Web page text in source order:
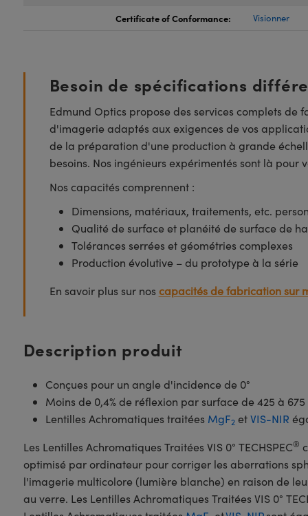
Certificate of Conformance: Visionner
Besoin de spécifications
Edmund Optics propose des services complets
d'imagerie adaptés aux exigences de vos
de la préparation d'une production à grande
besoins. Nos ingénieurs expérimentés sont là
Nos capacités comprennent :
Dimensions, matériaux, traitements, etc.
Qualité de surface et planéité de surface de
Tolérances serrées et géométries complexes
Production évolutive – du prototype à la série
En savoir plus sur nos capacités de fabrication sur
Description produit
Conçues pour un angle d'incidence de 0°
Moins de 0,4% de réflexion par surface de 425 à 675
Lentilles Achromatiques traitées MgF2etVIS-NIR
Les Lentilles Achromatiques Traitées VIS 0° TECHSPEC®
optimisé par ordinateur pour corriger les aberrations
l'imagerie multicolore (lumière blanche) en raison de
au verre. Les Lentilles Achromatiques Traitées VIS 0°